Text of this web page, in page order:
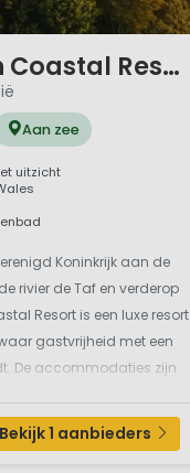
Landal Dylan Coastal Resort
Aan zee
uitzicht
Koninkrijk aan de
rivier de Taf en verderop
Resort is een luxe resort
gastvrijheid met een
De accommodaties zijn
je volop geniet...
Bekijk 1 aanbieders